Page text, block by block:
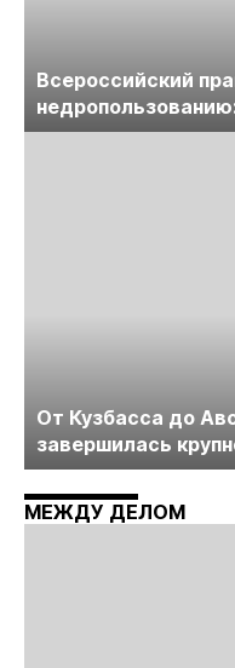
Всероссийский
лицензирования,
От Кузбасса до
завершилась
технологий
Майнинг»
МЕЖДУ ДЕЛОМ